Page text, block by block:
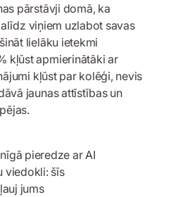
pārstāvji domā, ka
viņiem uzlabot savas
lielāku ietekmi
kļūst apmierinātāki ar
kļūst par kolēģi, nevis
jaunas attīstības un
pieredze ar AI
viedokli: šīs
jums